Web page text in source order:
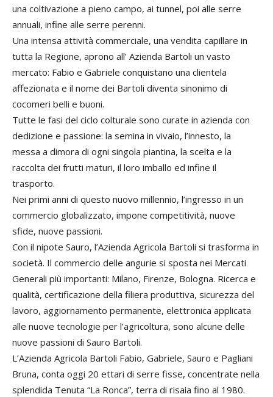
una coltivazione a pieno campo, ai tunnel, poi alle serre
annuali, infine alle serre perenni.
Una intensa attività commerciale, una vendita capillare in
tutta la Regione, aprono all’ Azienda Bartoli un vasto
mercato: Fabio e Gabriele conquistano una clientela
affezionata e il nome dei Bartoli diventa sinonimo di
cocomeri belli e buoni.
Tutte le fasi del ciclo colturale sono curate in azienda con
dedizione e passione: la semina in vivaio, l’innesto, la
messa a dimora di ogni singola piantina, la scelta e la
raccolta dei frutti maturi, il loro imballo ed infine il
trasporto.
Nei primi anni di questo nuovo millennio, l’ingresso in un
commercio globalizzato, impone competitività, nuove
sfide, nuove passioni.
Con il nipote Sauro, l’Azienda Agricola Bartoli si trasforma in
società. Il commercio delle angurie si sposta nei Mercati
Generali più importanti: Milano, Firenze, Bologna. Ricerca e
qualità, certificazione della filiera produttiva, sicurezza del
lavoro, aggiornamento permanente, elettronica applicata
alle nuove tecnologie per l’agricoltura, sono alcune delle
nuove passioni di Sauro Bartoli.
L’Azienda Agricola Bartoli Fabio, Gabriele, Sauro e Pagliani
Bruna, conta oggi 20 ettari di serre fisse, concentrate nella
splendida Tenuta “La Ronca”, terra di risaia fino al 1980.